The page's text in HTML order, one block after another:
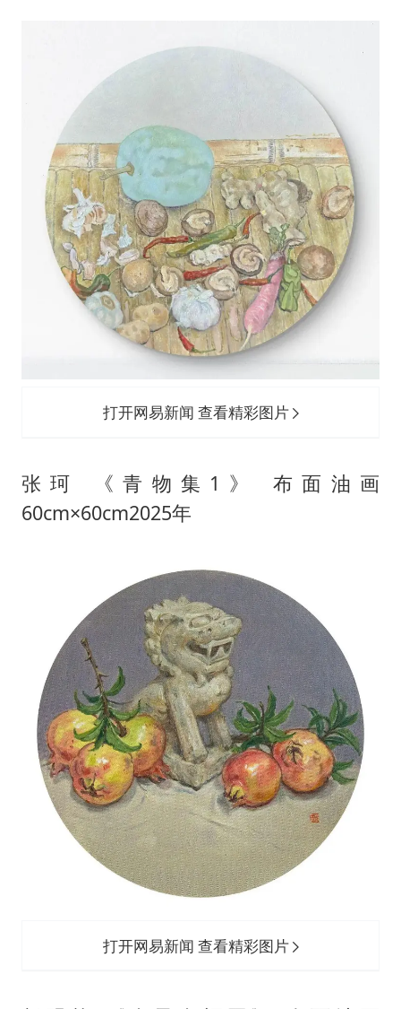
打开网易新闻 查看精彩图片
张珂 《青物集1》 布面油画
60cm×60cm2025年
打开网易新闻 查看精彩图片